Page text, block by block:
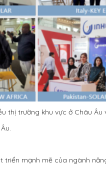
thị trường khu vực ở Châu Âu
mạnh mẽ của ngành